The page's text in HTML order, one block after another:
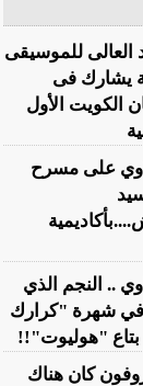
العالى للموسيقى
يشارك فى
الكويت الأول
على مسرح
.. النجم الذي
في شهرة "كرارك
بتاع "هوليوت"!!
كان هناك